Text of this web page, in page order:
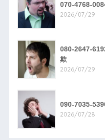
070-4768-
2026/07/29
080-2647-
欺
2026/07/29
090-7035-
2026/07/28